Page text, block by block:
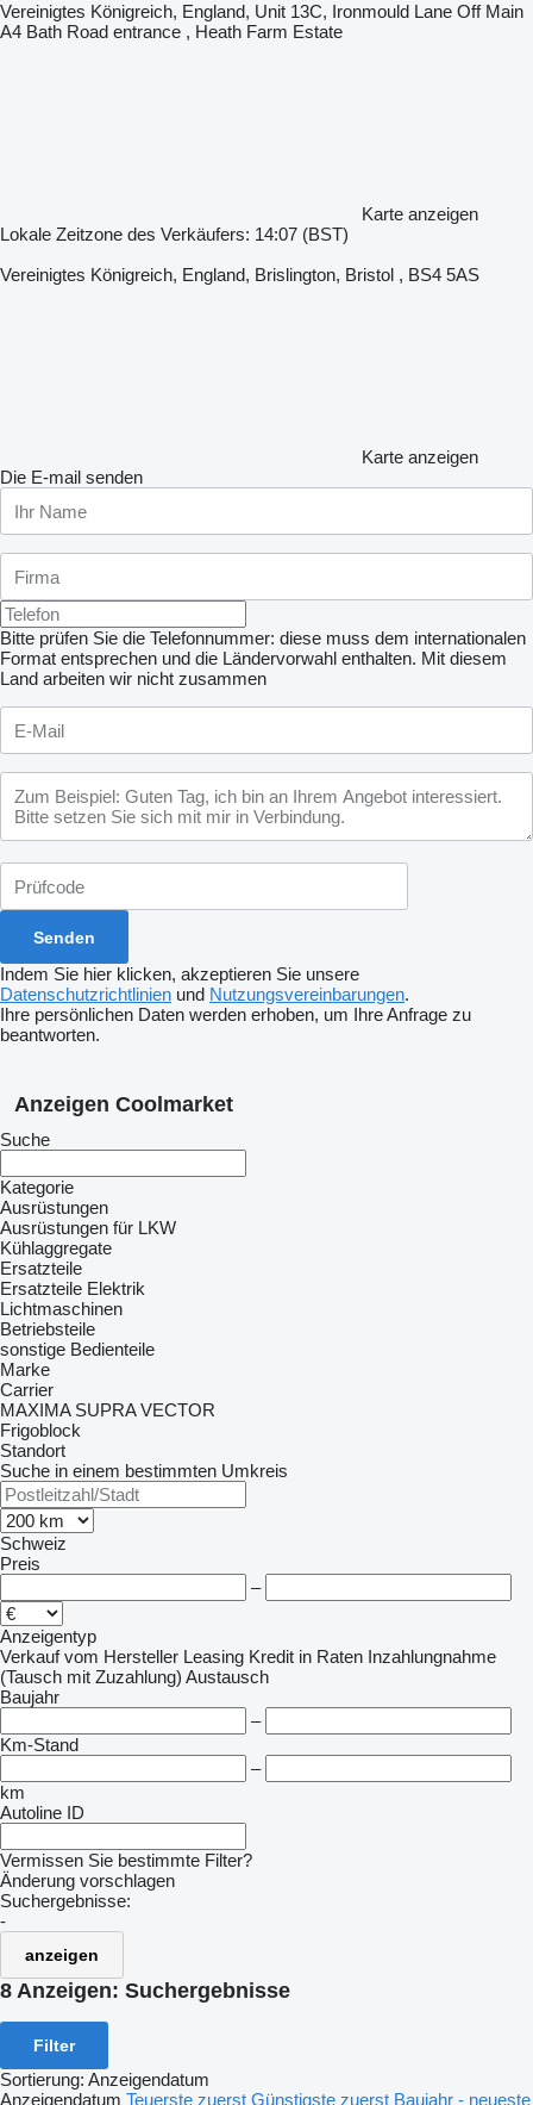
Vereinigtes Königreich, England, Unit 13C, Ironmould Lane Off Main
A4 Bath Road entrance , Heath Farm Estate
Karte anzeigen
Lokale Zeitzone des Verkäufers: 14:07 (BST)
Vereinigtes Königreich, England, Brislington, Bristol , BS4 5AS
Karte anzeigen
Die E-mail senden
Bitte prüfen Sie die Telefonnummer: diese muss dem internationalen
Format entsprechen und die Ländervorwahl enthalten. Mit diesem
Land arbeiten wir nicht zusammen
Indem Sie hier klicken, akzeptieren Sie unsere
Datenschutzrichtlinien und Nutzungsvereinbarungen.
Ihre persönlichen Daten werden erhoben, um Ihre Anfrage zu
beantworten.
Anzeigen Coolmarket
Suche
Kategorie
Ausrüstungen
Ausrüstungen für LKW
Kühlaggregate
Ersatzteile
Ersatzteile Elektrik
Lichtmaschinen
Betriebsteile
sonstige Bedienteile
Marke
Carrier
MAXIMA SUPRA VECTOR
Frigoblock
Standort
Suche in einem bestimmten Umkreis
Schweiz
Preis
–
Anzeigentyp
Verkauf vom Hersteller Leasing Kredit in Raten Inzahlungnahme
(Tausch mit Zuzahlung) Austausch
Baujahr
–
Km-Stand
–
km
Autoline ID
Vermissen Sie bestimmte Filter?
Änderung vorschlagen
Suchergebnisse:
-
anzeigen
8 Anzeigen: Suchergebnisse
Filter
Sortierung: Anzeigendatum
Anzeigendatum Teuerste zuerst Günstigste zuerst Baujahr - neueste